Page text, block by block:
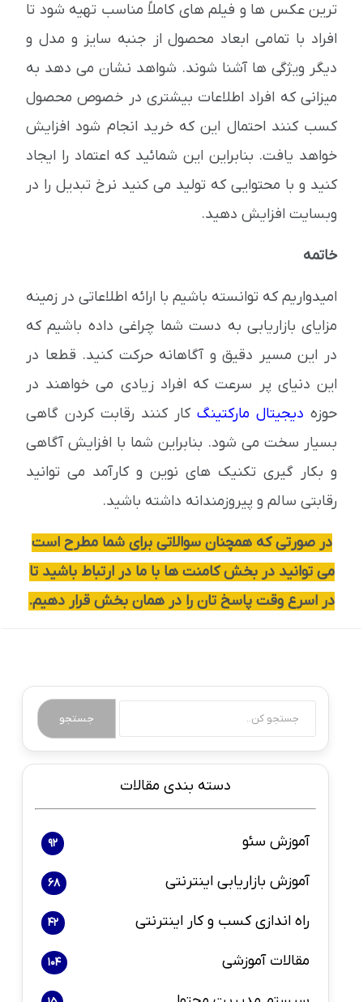
ترین عکس ها و فیلم های کاملاً مناسب تهیه شود تا
افراد با تمامی ابعاد محصول از جنبه سایز و مدل و
دیگر ویژگی ها آشنا شوند. شواهد نشان می دهد به
میزانی که افراد اطلاعات بیشتری در خصوص محصول
کسب کنند احتمال این که خرید انجام شود افزایش
خواهد یافت. بنابراین این شمائید که اعتماد را ایجاد
کنید و با محتوایی که تولید می کنید نرخ تبدیل را در
وبسایت افزایش دهید.
خاتمه
امیدواریم که توانسته باشیم با ارائه اطلاعاتی در زمینه
مزایای بازاریابی به دست شما چراغی داده باشیم که
در این مسیر دقیق و آگاهانه حرکت کنید. قطعا در
این دنیای پر سرعت که افراد زیادی می خواهند در
حوزه دیجیتال مارکتینگ کار کنند رقابت کردن گاهی
بسیار سخت می شود. بنابراین شما با افزایش آگاهی
و بکار گیری تکنیک های نوین و کارآمد می توانید
رقابتی سالم و پیروزمندانه داشته باشید.
در صورتی که همچنان سوالاتی برای شما مطرح است
می توانید در بخش کامنت ها با ما در ارتباط باشید تا
در اسرع وقت پاسخ تان را در همان بخش قرار دهیم.
جستجو
دسته بندی مقالات
آموزش سئو 92
آموزش بازاریابی اینترنتی 68
راه اندازی کسب و کار اینترنتی 42
مقالات آموزشی 104